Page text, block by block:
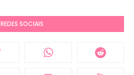
REDES SOCIAIS